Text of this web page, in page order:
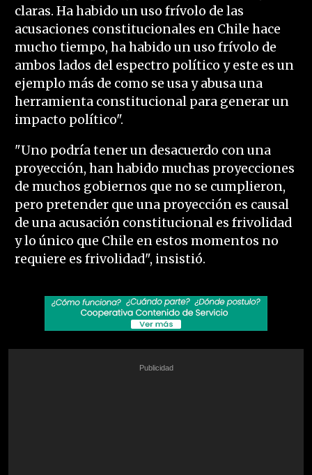
claras. Ha habido un uso frívolo de las
acusaciones constitucionales en Chile hace
mucho tiempo, ha habido un uso frívolo de
ambos lados del espectro político y este es un
ejemplo más de como se usa y abusa una
herramienta constitucional para generar un
impacto político".
"Uno podría tener un desacuerdo con una
proyección, han habido muchas proyecciones
de muchos gobiernos que no se cumplieron,
pero pretender que una proyección es causal
de una acusación constitucional es frivolidad
y lo único que Chile en estos momentos no
requiere es frivolidad", insistió.